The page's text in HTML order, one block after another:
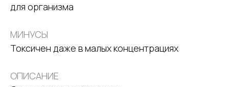
для организма
МИНУСЫ
Токсичен даже в малых концентрациях
ОПИСАНИЕ